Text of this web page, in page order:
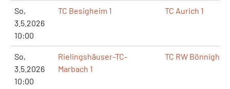
So,
3.5.2026
10:00
TC Besigheim 1 TC Aurich 1
So,
3.5.2026
10:00
Rielingshäuser-TC-
Marbach 1
TC RW